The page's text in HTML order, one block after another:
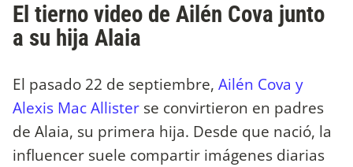
El tierno video de Ailén Cova junto
a su hija Alaia
El pasado 22 de septiembre, Ailén Cova y
Alexis Mac Allister se convirtieron en padres
de Alaia, su primera hija. Desde que nació, la
influencer suele compartir imágenes diarias